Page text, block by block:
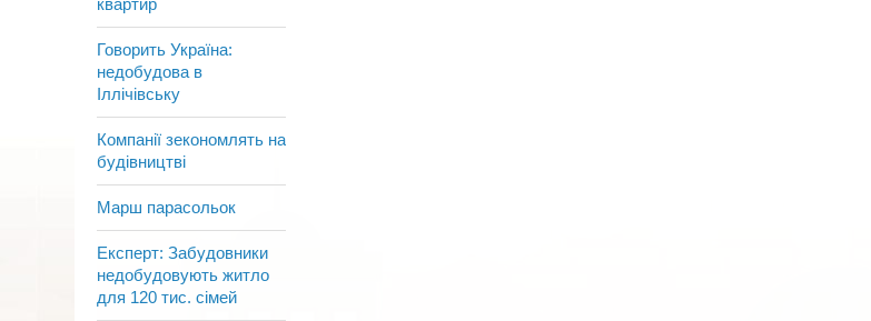
квартир
Говорить Україна:
недобудова в
Іллічівську
Компанії зекономлять на
будівництві
Марш парасольок
Експерт: Забудовники
недобудовують житло
для 120 тис. сімей